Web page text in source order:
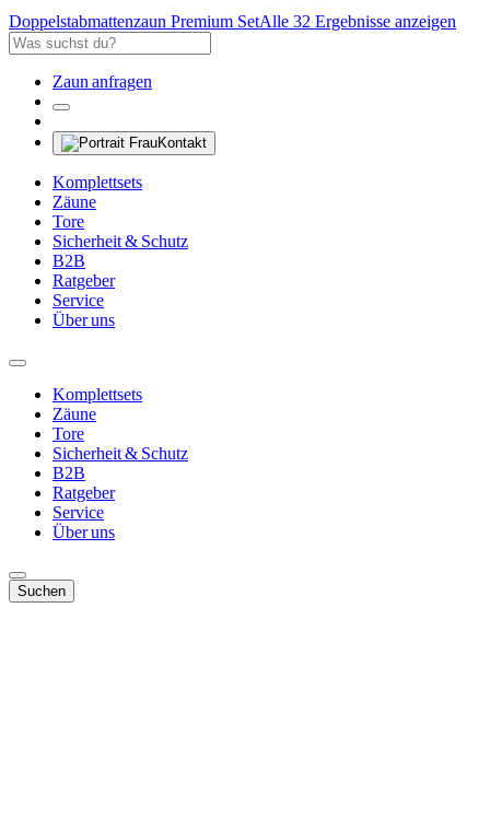
Doppelstabmattenzaun Premium SetAlle 32 Ergebnisse anzeigen
Zaun anfragen
Kontakt
Komplettsets
Zäune
Tore
Sicherheit & Schutz
B2B
Ratgeber
Service
Über uns
Komplettsets
Zäune
Tore
Sicherheit & Schutz
B2B
Ratgeber
Service
Über uns
Suchen